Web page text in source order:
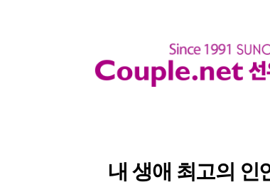
내 생애 최고의 인